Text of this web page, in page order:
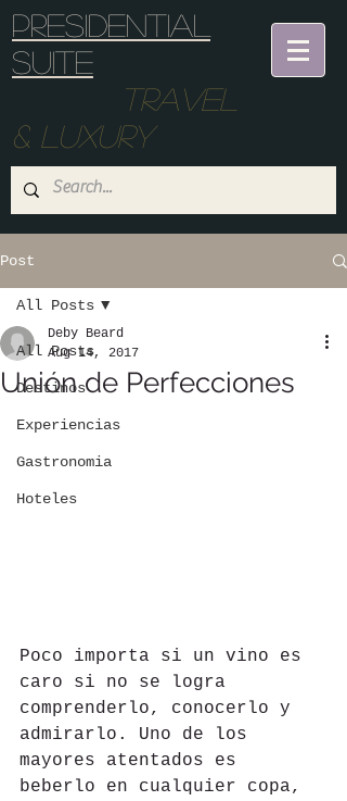
Presidential
suite
Travel
& Luxury
Post
All Posts
Destinos
Experiencias
Gastronomia
Hoteles
All Posts
Unión de Perfecciones
Deby Beard
Aug 14, 2017
Poco importa si un vino es
caro si no se logra
comprenderlo, conocerlo y
admirarlo. Uno de los
mayores atentados es
beberlo en cualquier copa,